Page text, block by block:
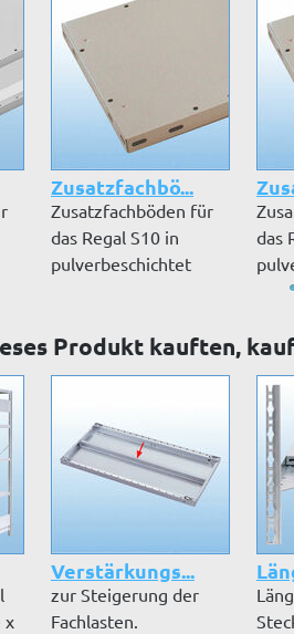
Zusatzfachbö...
Zusatzfachböden für
das Regal S10 in
pulverbeschichtet
das
Produkt kauften,
x
Verstärkungs...
zur Steigerung der
Fachlasten.